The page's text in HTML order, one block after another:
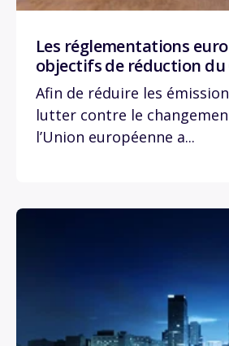
Les réglementations
objectifs de réduction du
Afin de réduire les
lutter contre le
l’Union européenne a...